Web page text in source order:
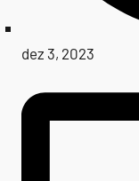
dez 3, 2023